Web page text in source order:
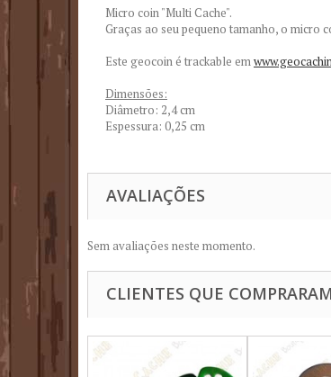
Micro coin "Multi Cache".
Graças ao seu pequeno tamanho, o micro
Este geocoin é trackable em
Dimensões:
Diâmetro: 2,4 cm
Espessura: 0,25 cm
AVALIAÇÕES
Sem avaliações neste momento.
CLIENTES QUE